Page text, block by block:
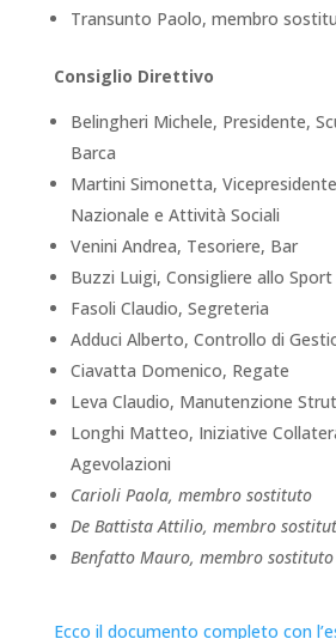
Transunto Paolo, membro
Consiglio Direttivo
Belingheri Michele, Presidente,
Barca
Martini Simonetta,
Nazionale e Attività Sociali
Venini Andrea, Tesoriere, Bar
Buzzi Luigi, Consigliere allo Sport
Fasoli Claudio, Segreteria
Adduci Alberto, Controllo di
Ciavatta Domenico, Regate
Leva Claudio, Manutenzione
Longhi Matteo, Iniziative
Agevolazioni
Carioli Paola, membro sostituto
De Battista Attilio, membro
Benfatto Mauro, membro sostituto
Ecco il documento completo con